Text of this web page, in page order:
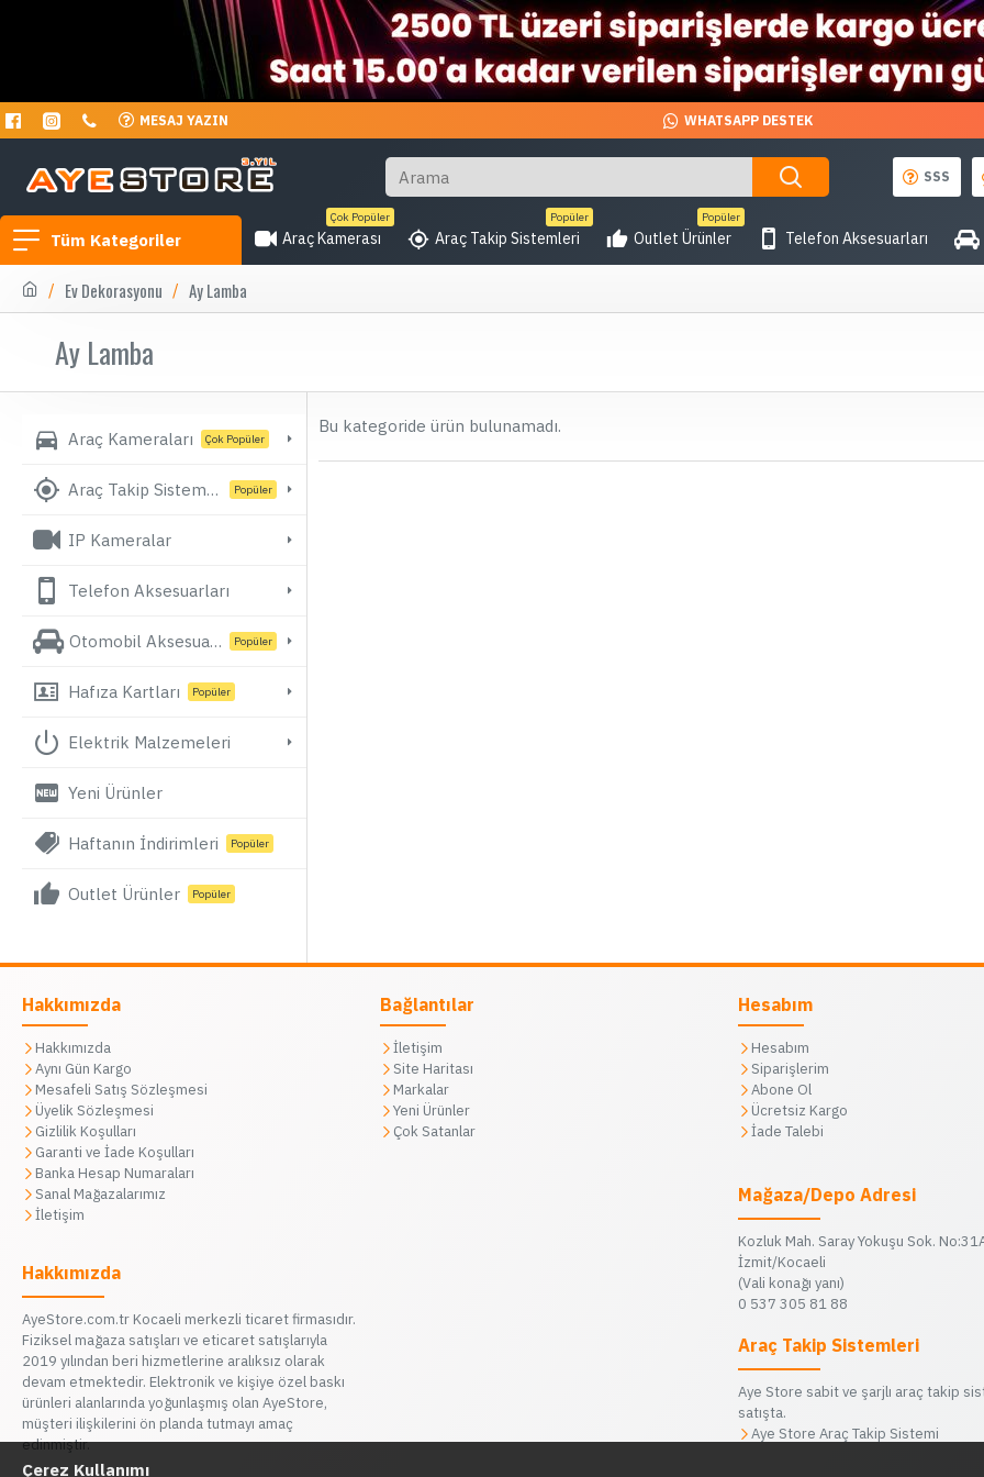
MESAJ YAZIN WHATSAPP DESTEK
SSS
Tüm Kategoriler Araç Kamerası
Çok Popüler
Araç Takip Sistemleri
Popüler
Outlet Ürünler
Popüler
Telefon Aksesuarları
Ev Dekorasyonu Ay Lamba
Ay Lamba
Araç Kameraları Çok Popüler
Araç Takip Sistemleri Popüler
IP Kameralar
Telefon Aksesuarları
Otomobil Aksesuarları Popüler
Hafıza Kartları Popüler
Elektrik Malzemeleri
Yeni Ürünler
Haftanın İndirimleri Popüler
Outlet Ürünler Popüler
Bu kategoride ürün bulunamadı.
Hakkımızda
Hakkımızda
Aynı Gün Kargo
Mesafeli Satış Sözleşmesi
Üyelik Sözleşmesi
Gizlilik Koşulları
Garanti ve İade Koşulları
Banka Hesap Numaraları
Sanal Mağazalarımız
İletişim
Hakkımızda
AyeStore.com.tr Kocaeli merkezli ticaret firmasıdır.
Fiziksel mağaza satışları ve eticaret satışlarıyla
2019 yılından beri hizmetlerine aralıksız olarak
devam etmektedir. Elektronik ve kişiye özel baskı
ürünleri alanlarında yoğunlaşmış olan AyeStore,
müşteri ilişkilerini ön planda tutmayı amaç
edinmiştir.
Bağlantılar
İletişim
Site Haritası
Markalar
Yeni Ürünler
Çok Satanlar
Hesabım
Hesabım
Siparişlerim
Abone Ol
Ücretsiz Kargo
İade Talebi
Mağaza/Depo Adresi
Kozluk Mah. Saray Yokuşu Sok.
İzmit/Kocaeli
(Vali konağı yanı)
0 537 305 81 88
Araç Takip Sistemleri
Aye Store sabit ve şarjlı araç takip
satışta.
Aye Store Araç Takip Sistemi
Çerez Kullanımı